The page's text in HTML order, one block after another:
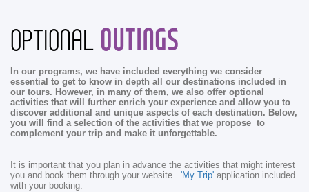
OPTIONALOUTINGS
In our programs, we have included everything we consider
essential to get to know in depth all our destinations included in
our tours. However, in many of them, we also offer optional
activities that will further enrich your experience and allow you to
discover additional and unique aspects of each destination. Below,
you will find a selection of the activities that we propose to
complement your trip and make it unforgettable.
It is important that you plan in advance the activities that might interest
you and book them through your website 'My Trip' application included
with your booking.